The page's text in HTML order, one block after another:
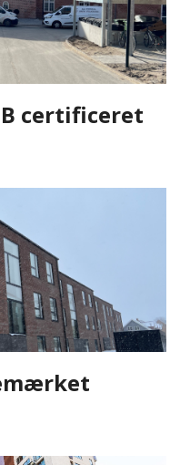
certificeret